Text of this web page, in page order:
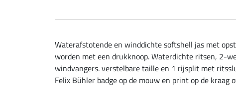
Waterafstotende en winddichte softshell jas met
worden met een drukknoop. Waterdichte ritsen, 2-
windvangers. verstelbare taille en 1 rijsplit met
Felix Bühler badge op de mouw en print op de kraag